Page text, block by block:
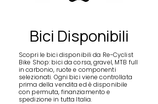
Bici Disponibili
Scopri le bici disponibili da Re-Cyclist
Bike Shop: bici da corsa, gravel, MTB full
in carbonio, ruote e componenti
selezionati. Ogni bici viene controllata
prima della vendita ed è disponibile
con permuta, finanziamento e
spedizione in tutta Italia.